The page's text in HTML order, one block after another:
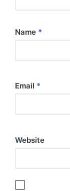
Name *
Email *
Website